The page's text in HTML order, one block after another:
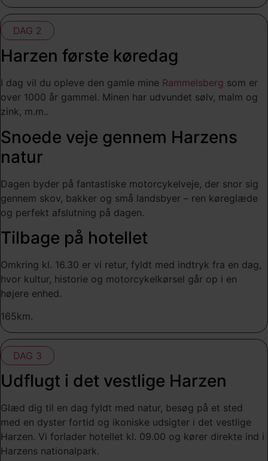
DAG 2
Harzen første køredag
I dag vil du opleve den gamle mine Rammelsberg som er
over 1000 år gammel. Minen har udvundet sølv, malm og
zink, m.m..
Snoede veje gennem Harzens
natur
Dagen byder på fantastiske motorcykelveje, der snor sig
gennem skov, bakker og små landsbyer – ren køreglæde
og perfekt afslutning på dagen.
Tilbage på hotellet
Omkring kl. 16.30 er vi retur, fyldt med indtryk fra en dag,
hvor kultur, historie og motorcykelkørsel går op i en
højere enhed.
165km.
DAG 3
Udflugt i det vestlige Harzen
Glæd dig til en dag fyldt med natur, besøg på et sted
med en dyster fortid og ikoniske udsigter i det vestlige
Harzen. Vi forlader hotellet kl. 09.00 og kører direkte ind i
Harzens nationalpark.